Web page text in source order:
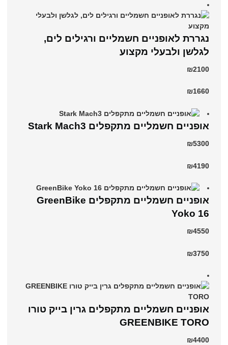
נגררת לאופניים חשמליים ורגילים לים,
לגלשן ולבעלי מקצוע
₪2100
₪1660
‏אופניים חשמליים ‏מתקפלים Stark Mach3
₪5300
₪4190
‏אופניים חשמליים ‏מתקפלים GreenBike
Yoko 16
₪4550
₪3750
אופניים חשמליים מתקפלים גרין בייק טורו
GREENBIKE TORO
₪4400